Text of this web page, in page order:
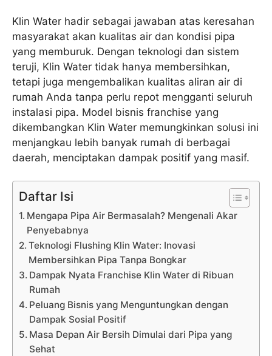
Klin Water hadir sebagai jawaban atas keresahan
masyarakat akan kualitas air dan kondisi pipa
yang memburuk. Dengan teknologi dan sistem
teruji, Klin Water tidak hanya membersihkan,
tetapi juga mengembalikan kualitas aliran air di
rumah Anda tanpa perlu repot mengganti seluruh
instalasi pipa. Model bisnis franchise yang
dikembangkan Klin Water memungkinkan solusi ini
menjangkau lebih banyak rumah di berbagai
daerah, menciptakan dampak positif yang masif.
Daftar Isi
Mengapa Pipa Air Bermasalah? Mengenali Akar
Penyebabnya
Teknologi Flushing Klin Water: Inovasi
Membersihkan Pipa Tanpa Bongkar
Dampak Nyata Franchise Klin Water di Ribuan
Rumah
Peluang Bisnis yang Menguntungkan dengan
Dampak Sosial Positif
Masa Depan Air Bersih Dimulai dari Pipa yang
Sehat